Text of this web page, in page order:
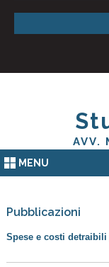
AVV.
MENU
Pubblicazioni
Spese e costi